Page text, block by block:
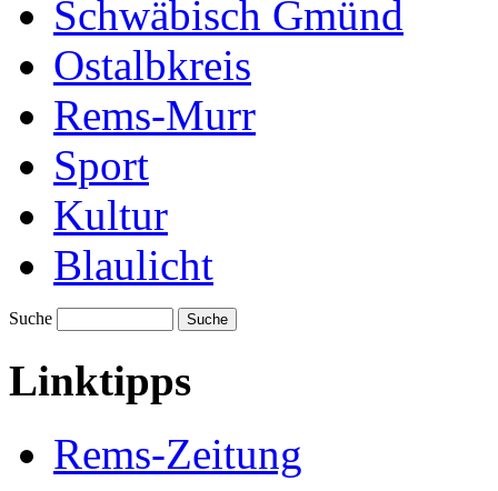
Schwäbisch Gmünd
Ostalbkreis
Rems-Murr
Sport
Kultur
Blaulicht
Suche Suche
Linktipps
Rems-Zeitung